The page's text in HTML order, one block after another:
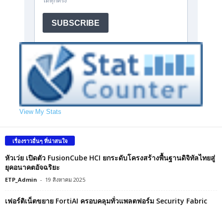
View My Stats
เรื่องราวอื่นๆ ที่น่าสนใจ
หัวเว่ย เปิดตัว FusionCube HCI ยกระดับโครงสร้างพื้นฐานดิจิทัลไทยสู่
ยุคอนาคตอัจฉริยะ
ETP_Admin - 19 สิงหาคม 2025
เฟอร์ติเน็ตขยาย FortiAI ครอบคลุมทั่วแพลตฟอร์ม Security Fabric